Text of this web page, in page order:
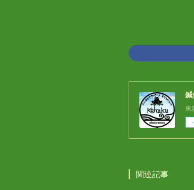
東
関連記事